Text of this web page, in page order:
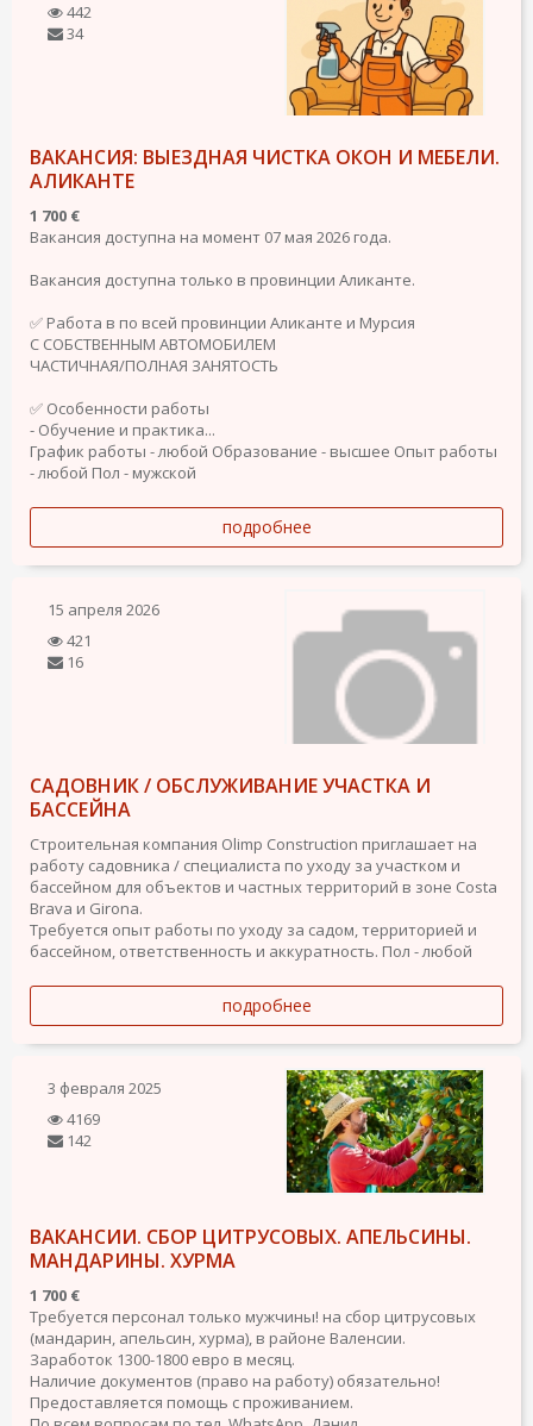
442
34
ВАКАНСИЯ: ВЫЕЗДНАЯ ЧИСТКА ОКОН И МЕБЕЛИ.
АЛИКАНТЕ
1 700 €
Вакансия доступна на момент 07 мая 2026 года.
Вакансия доступна только в провинции Аликанте.
✅ Работа в по всей провинции Аликанте и Мурсия
С СОБСТВЕННЫМ АВТОМОБИЛЕМ
ЧАСТИЧНАЯ/ПОЛНАЯ ЗАНЯТОСТЬ
✅ Особенности работы
- Обучение и практика...
График работы - любой Образование - высшее Опыт работы
- любой Пол - мужской
подробнее
15 апреля 2026
421
16
САДОВНИК / ОБСЛУЖИВАНИЕ УЧАСТКА И
БАССЕЙНА
Строительная компания Olimp Construction приглашает на
работу садовника / специалиста по уходу за участком и
бассейном для объектов и частных территорий в зоне Costa
Brava и Girona.
Требуется опыт работы по уходу за садом, территорией и
бассейном, ответственность и аккуратность. Пол - любой
подробнее
3 февраля 2025
4169
142
ВАКАНСИИ. СБОР ЦИТРУСОВЫХ. АПЕЛЬСИНЫ.
МАНДАРИНЫ. ХУРМА
1 700 €
Требуется персонал только мужчины! на сбор цитрусовых
(мандарин, апельсин, хурма), в районе Валенсии.
Заработок 1300-1800 евро в месяц.
Наличие документов (право на работу) обязательно!
Предоставляется помощь с проживанием.